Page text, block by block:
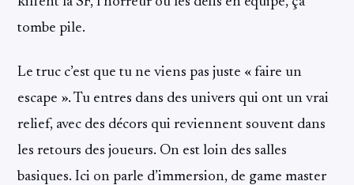
tombe pile.
Le truc c’est que tu ne viens pas juste « faire un
escape ». Tu entres dans des univers qui ont un vrai
relief, avec des décors qui reviennent souvent dans
les retours des joueurs. On est loin des salles
basiques. Ici on parle d’immersion, de game master